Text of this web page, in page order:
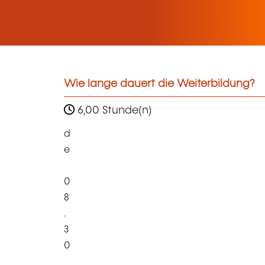
Wie lange dauert die Weiterbildung?
6,00 Stunde(n)
d
e
0
8
.
3
0